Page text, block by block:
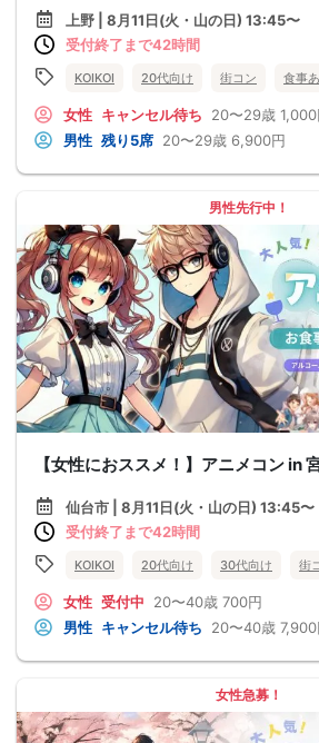
上野 | 8月11日(火・山の日) 13:45〜
受付終了まで42時間
KOIKOI 20代向け 街コン 食事
女性 キャンセル待ち 20〜29歳 1,000
男性 残り5席 20〜29歳 6,900円
男性先行中！
【女性におススメ！】アニメコン in
仙台市 | 8月11日(火・山の日) 13:45〜
受付終了まで42時間
KOIKOI 20代向け 30代向け 街
女性 受付中 20〜40歳 700円
男性 キャンセル待ち 20〜40歳 7,900
女性急募！